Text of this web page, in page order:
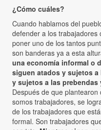
¿Cómo cuáles?
Cuando hablamos del
defender a los
poner uno de los tantos
son banderas ya a esta
una economía informal o
siguen atados y sujetos
y sujetos a las
Después de que
somos trabajadores, se
de los trabajadores que
formal. Son trabajadores